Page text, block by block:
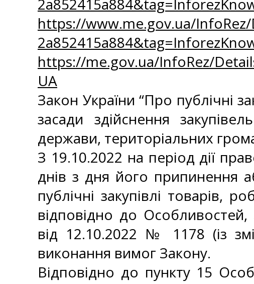
https://www.me.gov.ua/
https://me.gov.ua/InfoRez/
UA
Закон України “Про публічні
засади здійснення
держави, територіальних
З 19.10.2022 на період дії
днів з дня його припинення
публічні закупівлі товарів,
відповідно до Особливостей,
від 12.10.2022 № 1178 (із
виконання вимог Закону.
Відповідно до пункту 15